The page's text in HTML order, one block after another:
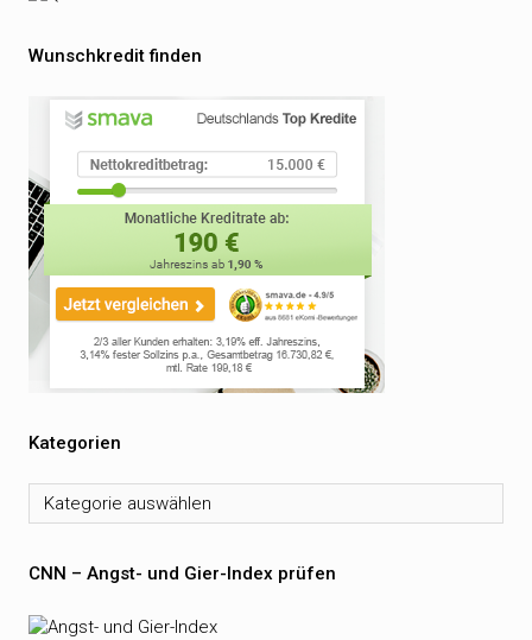
Wunschkredit finden
Kategorien
Kategorien
CNN – Angst- und Gier-Index prüfen